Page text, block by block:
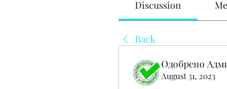
Discussion
Back
Одобрено
August 31, 2023